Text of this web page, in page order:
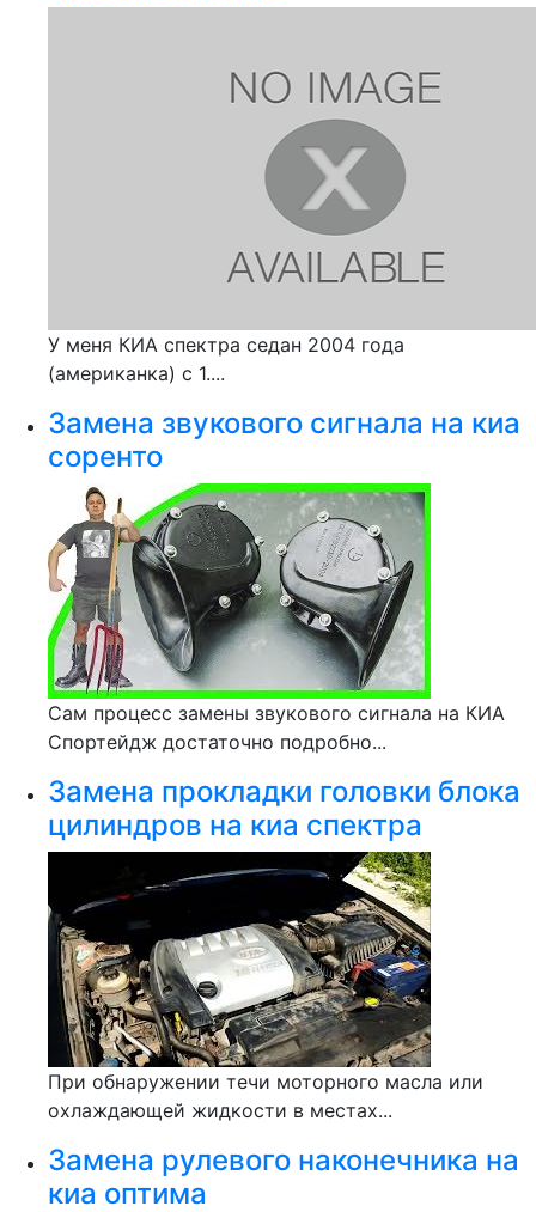
У меня КИА спектра седан 2004 года
(американка) с 1....
Замена звукового сигнала на киа
соренто
Сам процесс замены звукового сигнала на КИА
Спортейдж достаточно подробно...
Замена прокладки головки блока
цилиндров на киа спектра
При обнаружении течи моторного масла или
охлаждающей жидкости в местах...
Замена рулевого наконечника на
киа оптима